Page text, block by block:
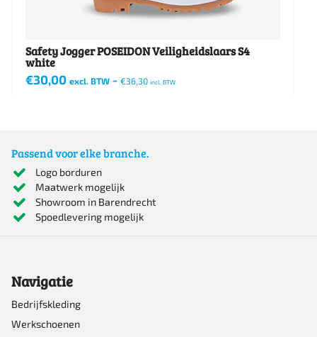
Safety Jogger POSEIDON Veiligheidslaars S4
white
€30,00 excl. BTW - €36,30 incl. BTW
meerdere
variaties.
Deze
gekozen
worden
op
Passend voor elke branche.
Logo borduren
Maatwerk mogelijk
Showroom in Barendrecht
Spoedlevering mogelijk
Navigatie
Bedrijfskleding
Werkschoenen